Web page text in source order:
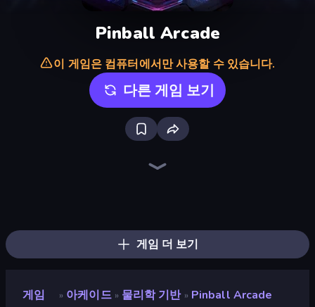
Pinball Arcade
이 게임은 컴퓨터에서만 사용할 수 있습니다.
다른 게임 보기
게임 더 보기
게임 » 아케이드 » 물리학 기반 » Pinball Arcade